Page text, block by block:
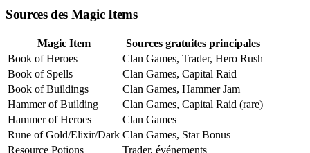
Sources des Magic Items
Magic Item
Sources gratuites principales
Book of Heroes
Clan Games, Trader, Hero Rush
Book of Spells
Clan Games, Capital Raid
Book of Buildings
Clan Games, Hammer Jam
Hammer of Building
Clan Games, Capital Raid (rare)
Hammer of Heroes
Clan Games
Rune of Gold/Elixir/Dark Clan Games, Star Bonus
Resource Potions
Trader, événements